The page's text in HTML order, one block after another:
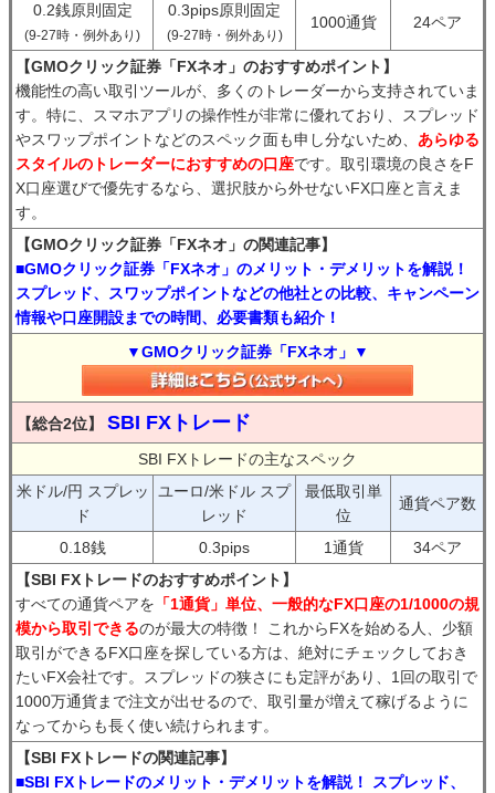
0.2銭原則固定
(9-27時・例外あり)
0.3pips原則固定
(9-27時・例外あり)
1000通貨 24ペア
【GMOクリック証券「FXネオ」のおすすめポイント】
機能性の高い取引ツールが、多くのトレーダーから支持されていま
す。特に、スマホアプリの操作性が非常に優れており、スプレッド
やスワップポイントなどのスペック面も申し分ないため、 あらゆる
スタイルのトレーダーにおすすめの口座です。取引環境の良さをF
X口座選びで優先するなら、選択肢から外せないFX口座と言えま
す。
【GMOクリック証券「FXネオ」の関連記事】
■GMOクリック証券「FXネオ」のメリット・デメリットを解説！
スプレッド、スワップポイントなどの他社との比較、キャンペーン
情報や口座開設までの時間、必要書類も紹介！
▼GMOクリック証券「FXネオ」▼
【総合2位】 SBI FXトレード
SBI FXトレードの主なスペック
米ドル/円 スプレッ
ド
ユーロ/米ドル スプ
レッド
最低取引単
位
通貨ペア数
0.18銭 0.3pips 1通貨
34ペア
【SBI FXトレードのおすすめポイント】
すべての通貨ペアを 「1通貨」単位、一般的なFX口座の1/1000の規
模から取引できるのが最大の特徴！ これからFXを始める人、少額
取引ができるFX口座を探している方は、絶対にチェックしておき
たいFX会社です。スプレッドの狭さにも定評があり、1回の取引で
1000万通貨まで注文が出せるので、取引量が増えて稼げるように
なってからも長く使い続けられます。
【SBI FXトレードの関連記事】
■SBI FXトレードのメリット・デメリットを解説！ スプレッド、